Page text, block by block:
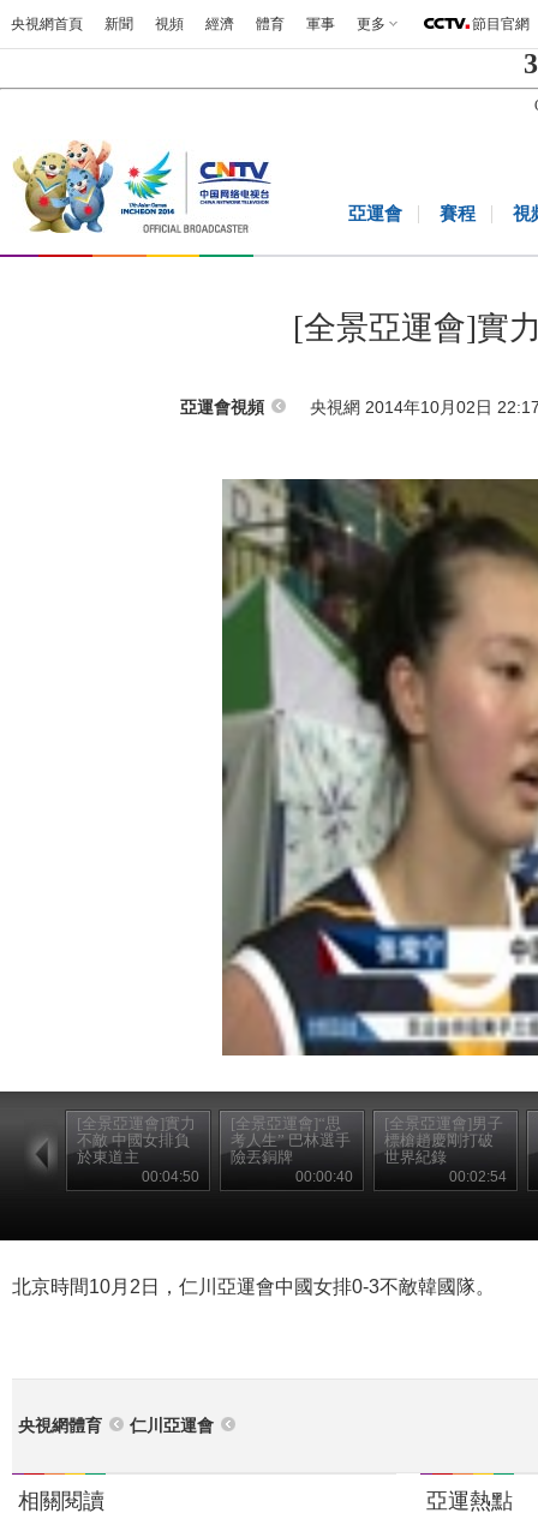
央視網首頁 新聞 視頻 經濟 體育 軍事 更多 節目官網
亞運會 賽程 視
[全景亞運會]實
亞運會視頻 央視網 2014年10月02日
[全景亞運會]實力
不敵 中國女排負
於東道主
00:04:50
[全景亞運會]“思
考人生” 巴林選手
險丟銅牌
00:00:40
[全景亞運會]男子
標槍趙慶剛打破
世界紀錄
00:02:54
北京時間10月2日，仁川亞運會中國女排0-3不敵韓國隊。
央視網體育 仁川亞運會
相關閱讀 亞運熱點